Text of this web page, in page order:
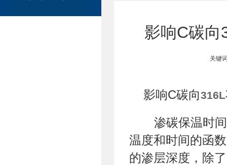
影响C碳向
关键
影响C碳向
渗碳保温时
温度和时间的函
的渗层深度，除